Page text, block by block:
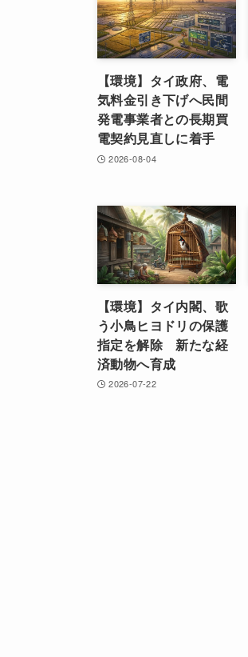
【環境】タイ政府、電
気料金引き下げへ民間
発電事業者との長期買
電契約見直しに着手
2026-08-04
【環境】タイ内閣、歌
う小鳥ヒヨドリの保護
指定を解除 新たな経
済動物へ育成
2026-07-22